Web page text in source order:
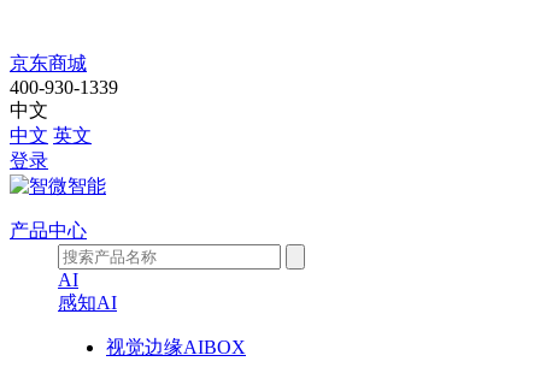
JF3KMA01
京东商城
400-930-1339
中文
中文 英文
登录
产品中心
AI
感知AI
视觉边缘AIBOX